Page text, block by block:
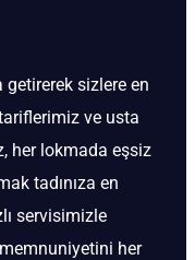
sizlere en
ve usta
her lokmada eşsiz
tadınıza en
servisimizle
her